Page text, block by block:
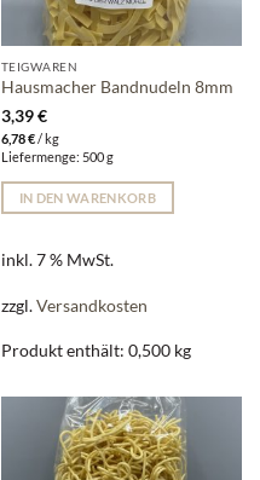
TEIGWAREN
Hausmacher Bandnudeln 8mm
3,39€
6,78€/kg
Liefermenge: 500 g
IN DEN WARENKORB
inkl. 7 % MwSt.
zzgl.Versandkosten
Produkt enthält: 0,500 kg